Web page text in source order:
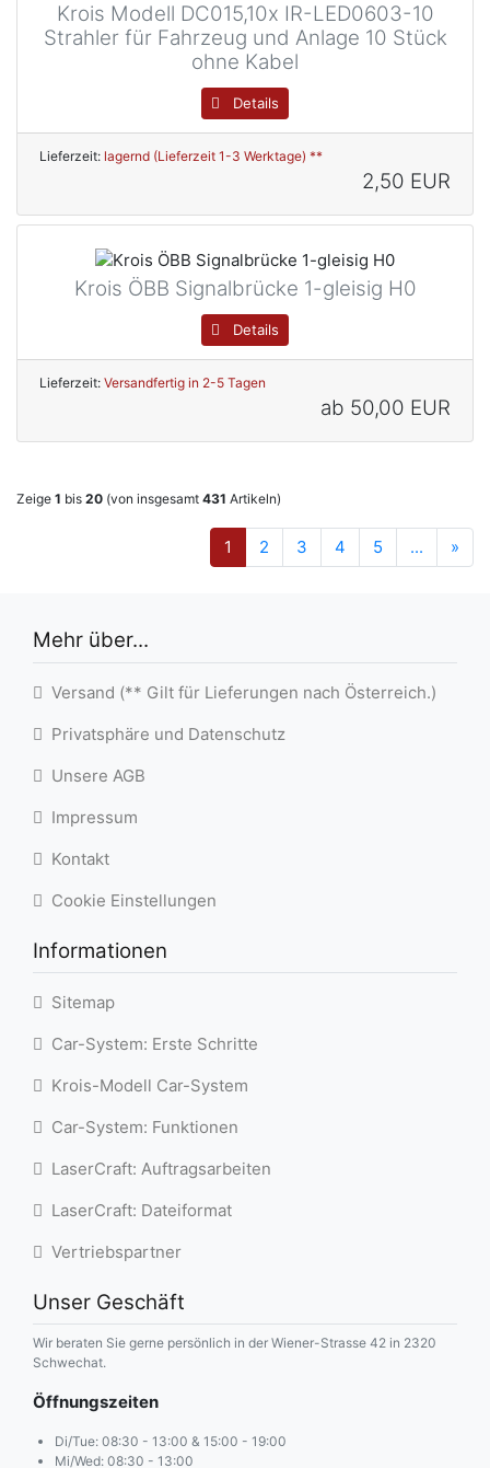
Krois Modell DC015,10x IR-LED0603-10
Strahler für Fahrzeug und Anlage 10 Stück
ohne Kabel
Details
Lieferzeit: lagernd (Lieferzeit 1-3 Werktage) **
2,50 EUR
Krois ÖBB Signalbrücke 1-gleisig H0
Details
Lieferzeit: Versandfertig in 2-5 Tagen
ab 50,00 EUR
Zeige 1 bis 20 (von insgesamt 431 Artikeln)
1 2 3 4 5 ... »
Mehr über...
Versand (** Gilt für Lieferungen nach Österreich.)
Privatsphäre und Datenschutz
Unsere AGB
Impressum
Kontakt
Cookie Einstellungen
Informationen
Sitemap
Car-System: Erste Schritte
Krois-Modell Car-System
Car-System: Funktionen
LaserCraft: Auftragsarbeiten
LaserCraft: Dateiformat
Vertriebspartner
Unser Geschäft
Wir beraten Sie gerne persönlich in der Wiener-Strasse 42 in 2320
Schwechat.
Öffnungszeiten
Di/Tue: 08:30 - 13:00 & 15:00 - 19:00
Mi/Wed: 08:30 - 13:00